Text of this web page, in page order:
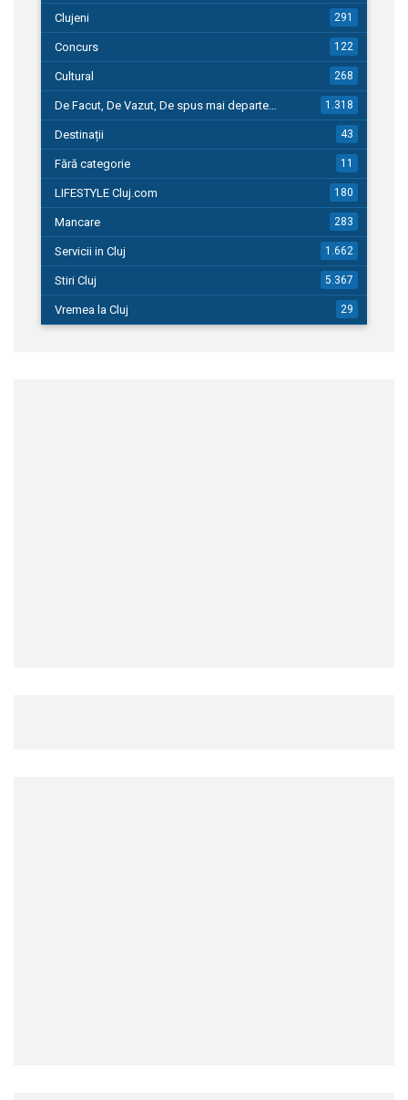
Clujeni 291
Concurs 122
Cultural 268
De Facut, De Vazut, De spus mai departe… 1.318
Destinații 43
Fără categorie 11
LIFESTYLE Cluj.com 180
Mancare 283
Servicii in Cluj 1.662
Stiri Cluj 5.367
Vremea la Cluj 29